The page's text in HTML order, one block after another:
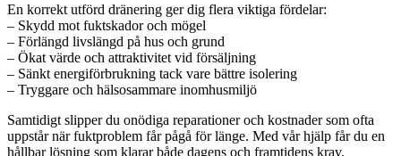
En korrekt utförd dränering ger dig flera viktiga fördelar:
– Skydd mot fuktskador och mögel
– Förlängd livslängd på hus och grund
– Ökat värde och attraktivitet vid försäljning
– Sänkt energiförbrukning tack vare bättre isolering
– Tryggare och hälsosammare inomhusmiljö
Samtidigt slipper du onödiga reparationer och kostnader som ofta
uppstår när fuktproblem får pågå för länge. Med vår hjälp får du en
hållbar lösning som klarar både dagens och framtidens krav.